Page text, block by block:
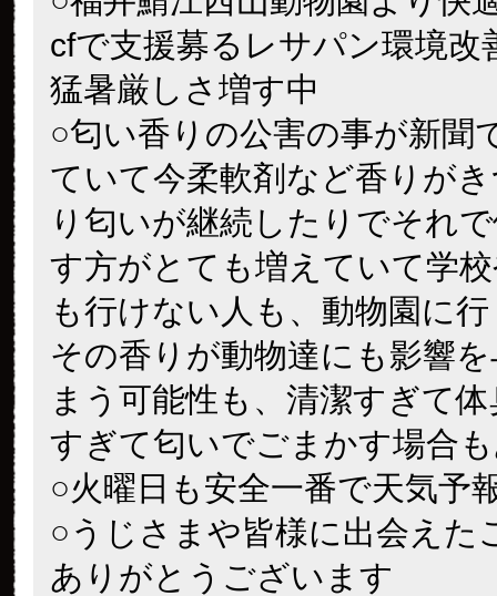
cfで支援募るレサパン環境改
猛暑厳しさ増す中
○匂い香りの公害の事が新聞
ていて今柔軟剤など香りが
り匂いが継続したりでそれ
す方がとても増えていて学
も行けない人も、動物園に
その香りが動物達にも影響
まう可能性も、清潔すぎて
すぎて匂いでごまかす場合
○火曜日も安全一番で天気予
○うじさまや皆様に出会えた
ありがとうございます